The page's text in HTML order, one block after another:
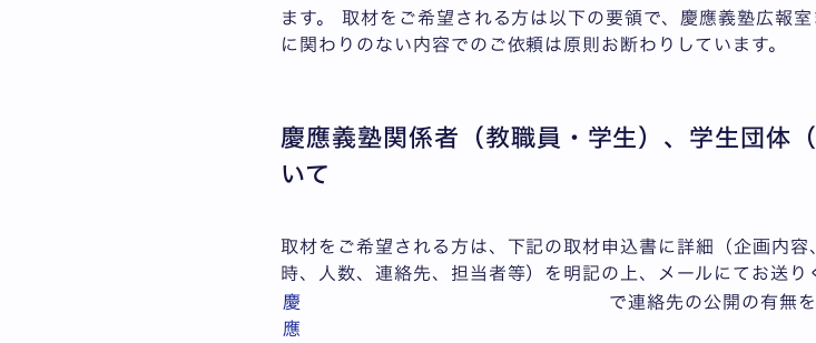
ます。 取材をご希望される方は以下の要領で、慶應義塾広報
に関わりのない内容でのご依頼は原則お断わりしています。
慶應義塾関係者（教職員・学生）、学生団体
いて
取材をご希望される方は、下記の取材申込書に詳細（企画内
時、人数、連絡先、担当者等）を明記の上、メールにてお送り
慶
應
で連絡先の公開の有無